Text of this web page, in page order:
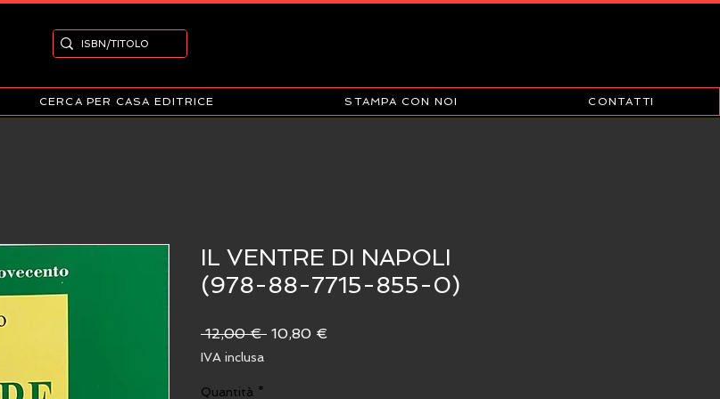
CERCA PER CASA EDITRICE STAMPA CON NOI CONTATTI
IL VENTRE DI NAPOLI
(978-88-7715-855-0)
12,00 € Prezzo
10,80 €
IVA inclusa
Quantità *